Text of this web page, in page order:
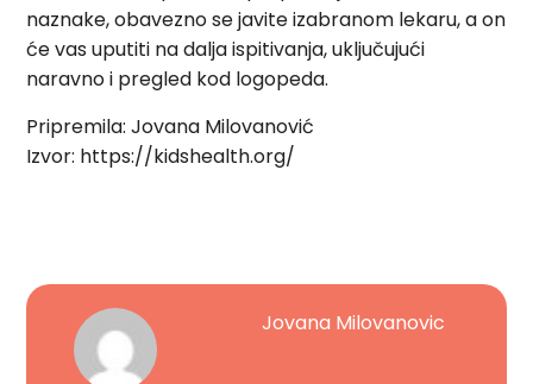
naznake, obavezno se javite izabranom lekaru, a on
će vas uputiti na dalja ispitivanja, uključujući
naravno i pregled kod logopeda.
Pripremila: Jovana Milovanović
Izvor: https://kidshealth.org/
Jovana Milovanovic